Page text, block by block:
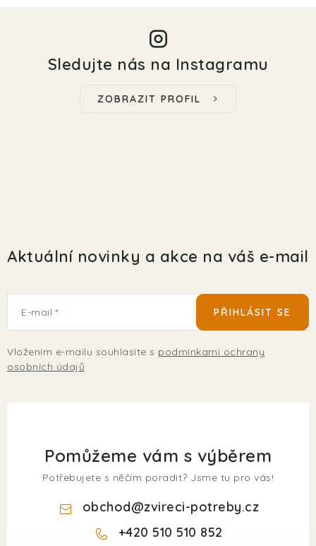
Sledujte nás na Instagramu
ZOBRAZIT PROFIL
Aktuální novinky a akce na váš e-mail
E-mail
Vložením e-mailu souhlasíte s podmínkami ochrany
osobních údajů
PŘIHLÁSIT SE
Pomůžeme vám s výběrem
Potřebujete s něčím poradit? Jsme tu pro vás!
obchod@zvireci-potreby.cz
+420 510 510 852